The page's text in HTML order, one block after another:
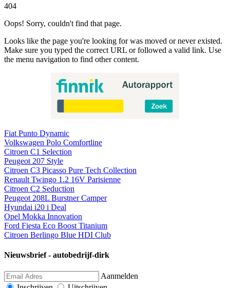
404
Oops! Sorry, couldn't find that page.
Looks like the page you're looking for was moved or never existed.
Make sure you typed the correct URL or followed a valid link. Use
the menu navigation to find other content.
Fiat Punto Dynamic
Volkswagen Polo Comfortline
Citroen C1 Selection
Peugeot 207 Style
Citroen C3 Picasso Pure Tech Collection
Renault Twingo 1.2 16V Parisienne
Citroen C2 Seduction
Peugeot 208L Burstner Camper
Hyundai i20 i Deal
Opel Mokka Innovation
Ford Fiesta Eco Boost Titanium
Citroen Berlingo Blue HDI Club
Nieuwsbrief - autobedrijf-dirk
Aanmelden